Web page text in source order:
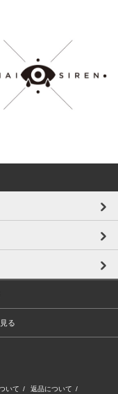
る
いて / 返品について /